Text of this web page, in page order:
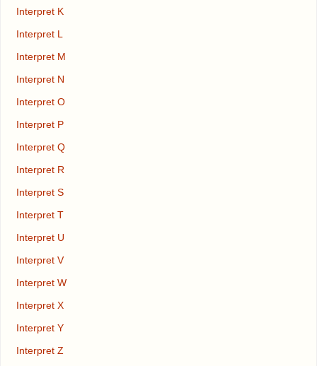
Interpret K
Interpret L
Interpret M
Interpret N
Interpret O
Interpret P
Interpret Q
Interpret R
Interpret S
Interpret T
Interpret U
Interpret V
Interpret W
Interpret X
Interpret Y
Interpret Z